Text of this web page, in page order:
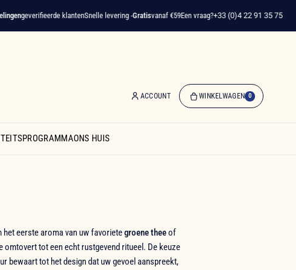
geverifieerde klantenSnelle levering -Gratisvanaf €59Een vraag?+33 (0)4 22 91 35 75
ACCOUNT WINKELWAGEN 0
ONS HUIS
eerste aroma van uw favorietegroene theeof
tot een echt rustgevend ritueel. De keuze
bewaart tot het design dat uw gevoel aanspreekt,